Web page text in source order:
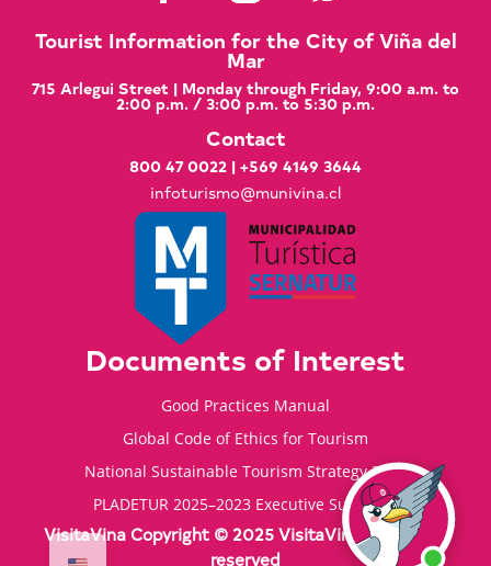
Tourist Information for the City of Viña del
Mar
715 Arlegui Street | Monday through Friday, 9:00 a.m. to
2:00 p.m. / 3:00 p.m. to 5:30 p.m.
Contact
800 47 0022 | +569 4149 3644
infoturismo@munivina.cl
Documents of Interest
Good Practices Manual
Global Code of Ethics for Tourism
National Sustainable Tourism Strategy 2035
PLADETUR 2025–2023 Executive Summary
VisitaVina Copyright © 2025 VisitaVina - All rights
reserved